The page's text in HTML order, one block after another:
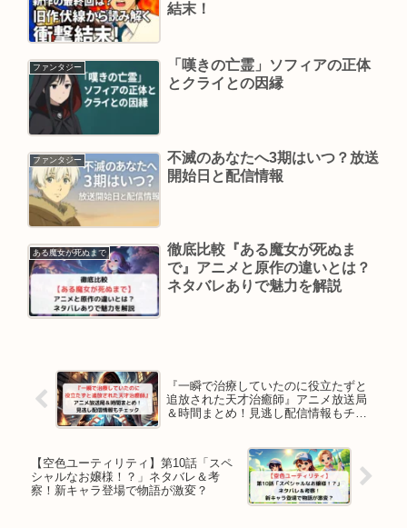
結末！
ファンタジー
「嘆きの亡霊」ソフィアの正体
とクライとの因縁
ファンタジー
不滅のあなたへ3期はいつ？放送
開始日と配信情報
ある魔女が死ぬまで
徹底比較『ある魔女が死ぬま
で』アニメと原作の違いとは？
ネタバレありで魅力を解説
『一瞬で治療していたのに役立たずと
追放された天才治癒師』アニメ放送局
＆時間まとめ！見逃し配信情報もチェ
【空色ユーティリティ】第10話「スペ
シャルなお嬢様！？」ネタバレ＆考
察！新キャラ登場で物語が激変？